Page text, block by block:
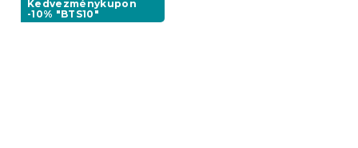
Kedvezménykupon
-10% "BTS10"